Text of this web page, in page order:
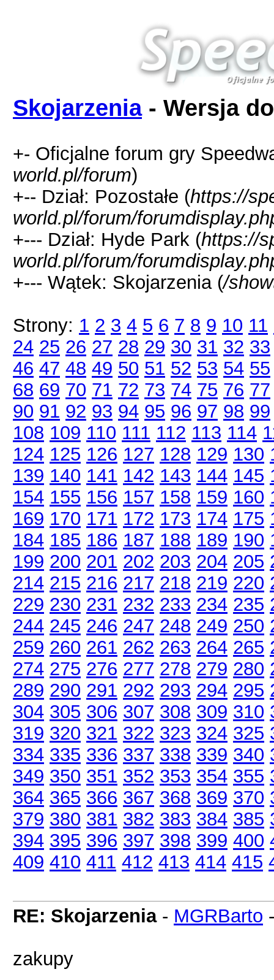
Skojarzenia- Wersja
+- Oficjalne forum gry
world.pl/forum)
+-- Dział: Pozostałe (https://
world.pl/forum/
+--- Dział: Hyde Park (https://
world.pl/forum/
+--- Wątek: Skojarzenia (/
Strony: 1 2 3 4 5 6 7 8 9 10 11
24 25 26 27 28 29 30 31 32 33
46 47 48 49 50 51 52 53 54 55
68 69 70 71 72 73 74 75 76 77
90 91 92 93 94 95 96 97 98 99
108 109 110 111 112 113 114
124 125 126 127 128 129 130
139 140 141 142 143 144 145
154 155 156 157 158 159 160
169 170 171 172 173 174 175
184 185 186 187 188 189 190
199 200 201 202 203 204 205
214 215 216 217 218 219 220
229 230 231 232 233 234 235
244 245 246 247 248 249 250
259 260 261 262 263 264 265
274 275 276 277 278 279 280
289 290 291 292 293 294 295
304 305 306 307 308 309 310
319 320 321 322 323 324 325
334 335 336 337 338 339 340
349 350 351 352 353 354 355
364 365 366 367 368 369 370
379 380 381 382 383 384 385
394 395 396 397 398 399 400
409 410 411 412 413 414 415
RE: Skojarzenia- MGRBarto
zakupy